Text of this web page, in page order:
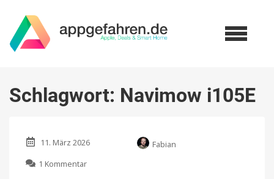
Schlagwort: Navimow i105E
11. März 2026
Fabian
1 Kommentar